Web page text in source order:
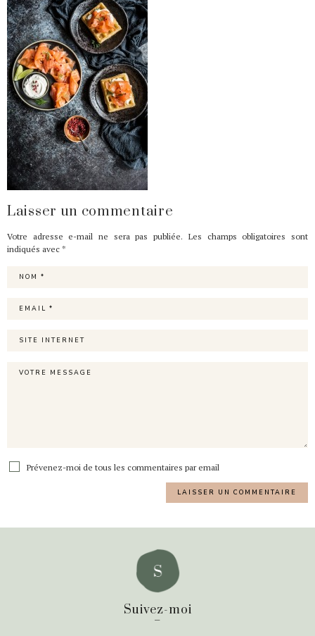
Laisser un commentaire
Votre adresse e-mail ne sera pas publiée. Les champs obligatoires sont
indiqués avec *
Prévenez-moi de tous les commentaires par email
Suivez-moi
_